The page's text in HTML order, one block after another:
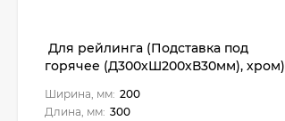
Для рейлинга (Подставка под
горячее (Д300хШ200хВ30мм), хром)
Ширина, мм: 200
Длина, мм: 300